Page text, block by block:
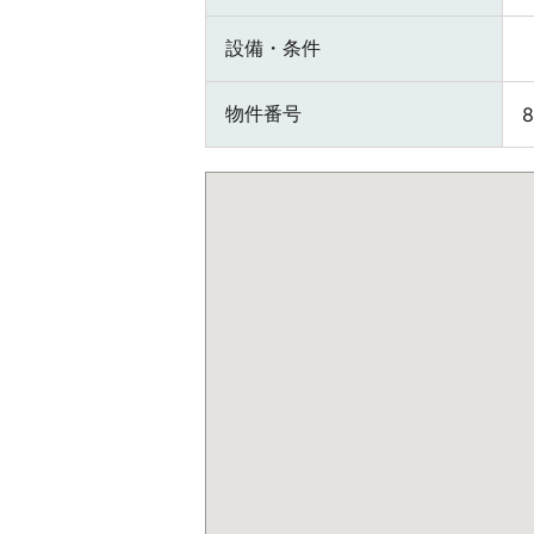
設備・条件
物件番号